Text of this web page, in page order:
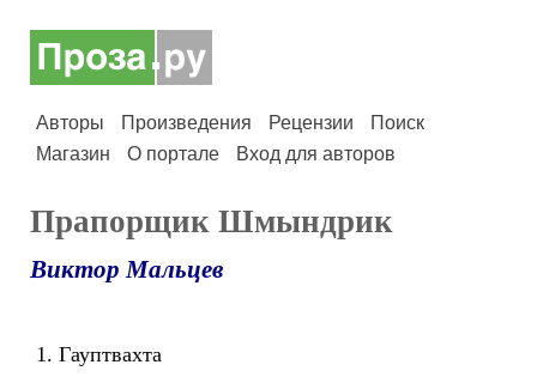
Авторы Произведения Рецензии
Поиск
Магазин
О портале Вход для авторов
Прапорщик Шмындрик
Виктор Мальцев
1. Гауптвахта